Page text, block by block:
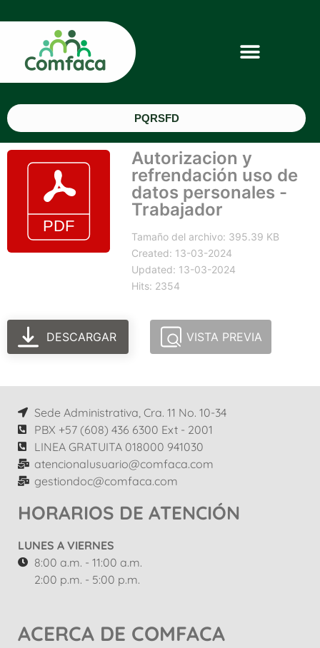
PQRSFD
Autorizacion y
refrendación uso de
datos personales -
Trabajador
Tamaño del archivo: 395.39 KB
Created: 13-03-2024
Updated: 13-03-2024
Hits: 2354
DESCARGAR VISTA PREVIA
Sede Administrativa, Cra. 11 No. 10-34
PBX +57 (608) 436 6300 Ext - 2001
LINEA GRATUITA 018000 941030
atencionalusuario@comfaca.com
gestiondoc@comfaca.com
HORARIOS DE ATENCIÓN
LUNES A VIERNES
8:00 a.m. - 11:00 a.m.
2:00 p.m. - 5:00 p.m.
ACERCA DE COMFACA